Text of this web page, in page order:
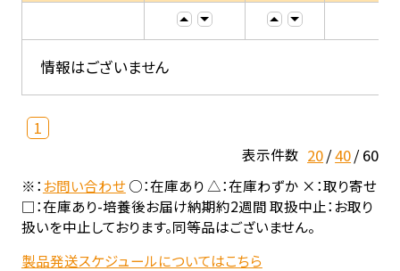
情報はございません
1
表示件数 20 40 60
※：お問い合わせ○：在庫あり △：在庫わずか ×：取り寄せ
□：在庫あり-培養後お届け納期約2週間 取扱中止：お取り
扱いを中止しております。同等品はございません。
製品発送スケジュールについてはこちら